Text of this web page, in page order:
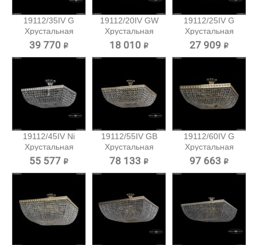
19112/35IV G
Хрустальная
потолочная...
39 770 ₽
19112/20IV GW
Хрустальная
потолочная...
18 010 ₽
19112/25IV G
Хрустальная
потолочная...
27 909 ₽
19112/45IV Ni
Хрустальная
потолочная...
55 577 ₽
19112/55IV GB
Хрустальная
потолочная...
78 133 ₽
19112/60IV G
Хрустальная
потолочная...
97 663 ₽